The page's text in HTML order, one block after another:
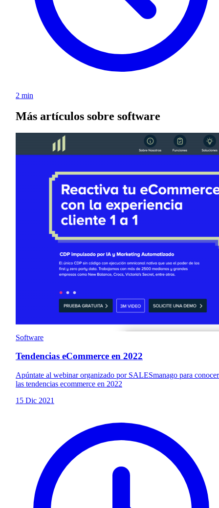
2 min
Más artículos sobre software
Software
Tendencias eCommerce en 2022
Apúntate al webinar organizado por SALESmanago para conocer
las tendencias ecommerce en 2022
15 Dic 2021